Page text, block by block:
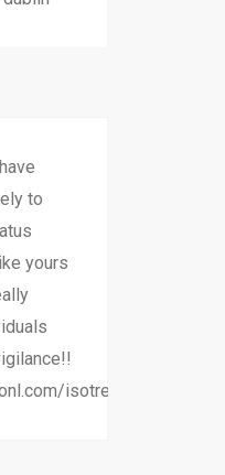
to
yours
isotretinoin.html